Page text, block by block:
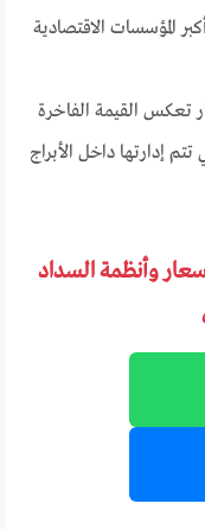
المؤسسات الاقتصادية
تعكس القيمة الفاخرة
تتم إدارتها داخل الأبراج
وأنظمة السداد